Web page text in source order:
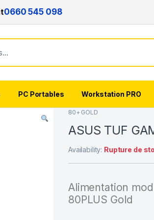
0660 545 098
PC Portables Workstation PRO
80+ GOLD
ASUS TUF
Availability: Rupture de
Alimentation
80PLUS Gold